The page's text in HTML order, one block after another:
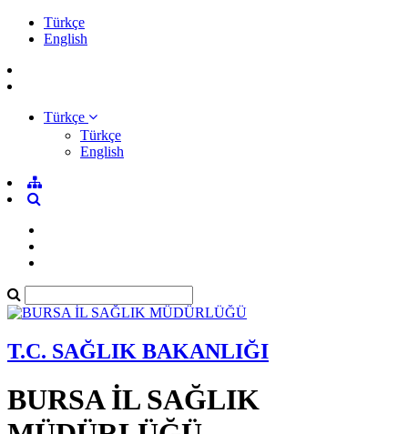
Türkçe
English
Türkçe
Türkçe
English
T.C. SAĞLIK BAKANLIĞI
BURSA İL SAĞLIK